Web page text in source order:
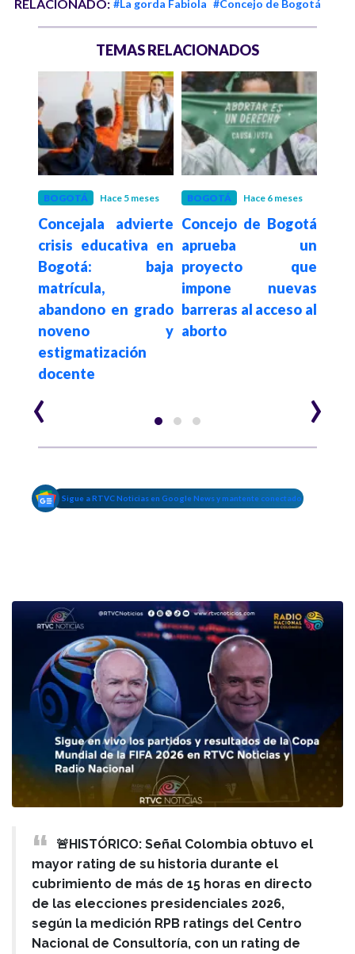
RELACIONADO: #La gorda Fabiola #Concejo de Bogotá
TEMAS RELACIONADOS
BOGOTÁ Hace 5 meses
Concejala advierte
crisis educativa en
Bogotá: baja
matrícula,
abandono en grado
noveno y
estigmatización
docente
BOGOTÁ Hace 6 meses
Concejo de Bogotá
aprueba un
proyecto que
impone nuevas
barreras al acceso al
aborto
‹ ›
Sigue a RTVC Noticias en Google News y mantente conectado
🚨HISTÓRICO: Señal Colombia obtuvo el
mayor rating de su historia durante el
cubrimiento de más de 15 horas en directo
de las elecciones presidenciales 2026,
según la medición RPB ratings del Centro
Nacional de Consultoría, con un rating de